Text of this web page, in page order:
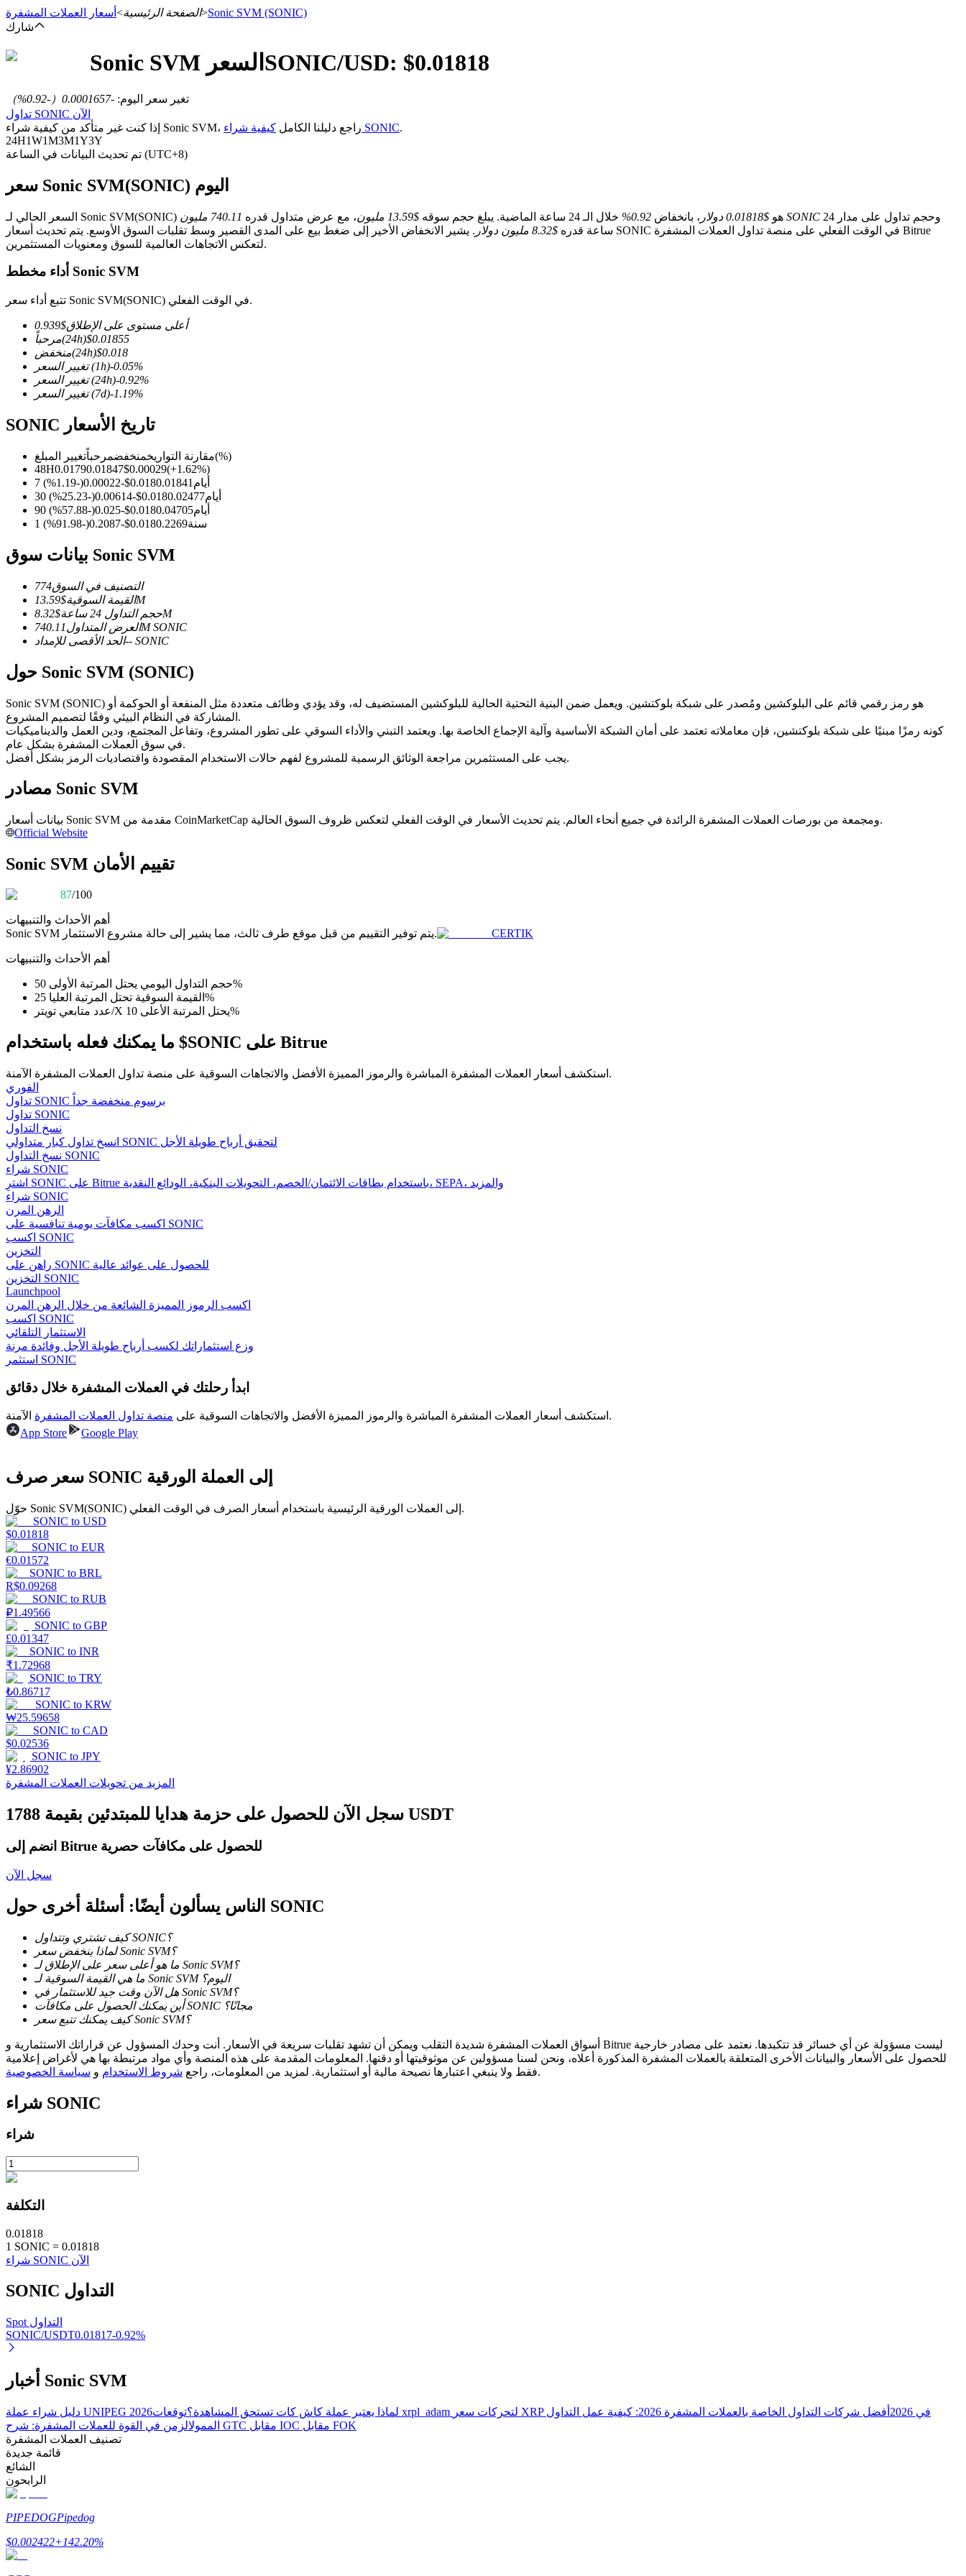
العقود الآجلة USDT
العقود الآجلة باستخدام USDT كضمان
العقود الآجلة لـ COIN-M
العقود الآجلة للعملات المشفرة
TradFi
مشتقات الأسهم والعملات الأجنبية والمعادن الثمينة والسلع
العقود الآجلة USDC
العقود الآجلة باستخدام USDC كضمان
نسخ التداول
انضم إلى أفضل المتداولين
كن متداول نسخ
استمتع بتقاسم الأرباح وعمولات نسخ التداول
معلومة
تحليل البيانات الضخمة بما في ذلك المعلومات التجارية، وما إلى ذلك.
مرشد
دليل المبتدئين للعقود الآجلة
استراتيجيات التداول
تعلم كيفية البقاء مربحة
يكسب
التوقيع المساحي
عوائد عالية والوصول الفوري
الرهان المرن لكسب العملات الرقمية الشهيرة
خدمة الاقتراض المدعومة بالعملات المشفرة
الصفحة الرئيسية> أسعار العملات المشفرة >Sonic SVM (SONIC)
شارك
Sonic SVM السعر SONIC/USD: $0.01818
تغير سعر اليوم:
-0.0001657
（
-0.92
%）
تداول SONIC الآن
إذا كنت غير متأكد من كيفية شراء Sonic SVM، راجع دليلنا الكامل كيفية شراء SONIC.
24H1W1M3M1Y3Y
تم تحديث البيانات في الساعة (UTC+8)
سعر Sonic SVM(SONIC) اليوم
السعر الحالي لـ Sonic SVM(SONIC) هو $0.01818 دولار ، بانخفاض 0.92% خلال الـ 24 ساعة الماضية. يبلغ حجم سوقه $13.59 مليون ، مع عرض متداول قدره 740.11 مليون SONIC
ساعة قدره $8.32 مليون دولار
. يشير الانخفاض الأخير إلى ضغط بيع على المدى القصير وسط تقلبات السوق الأوسع. يتم تحديث أسعار SONIC في الوقت الفعلي على منصة تداول العملات المشفرة Bitrue
لتعكس الاتجاهات العالمية للسوق ومعنويات المستثمرين.
أداء مخطط Sonic SVM
تتبع أداء سعر Sonic SVM(SONIC) في الوقت الفعلي.
أعلى مستوى على الإطلاق$
0.939
مرحباً
(24h)$0.01855
منخفض
(24h)$0.018
تغيير السعر
(1h)-0.05%
تغيير السعر
(24h)-0.92%
تغيير السعر
(7d)-1.19%
SONIC تاريخ الأسعار
مقارنة التواريخمنخفضمرحباًتغيير المبلغ
(%)
48H0.01790.01847$0.00029(+1.62%)
7 أيام
0.0180.01841
$
-0.00022
(
-1.19
%)
30 أيام
0.0180.02477
$
-0.00614
(
-25.23
%)
90 أيام
0.0180.04705
$
-0.025
(
-57.88
%)
1 سنة
0.0180.2269
$
-0.2087
(
-91.98
%)
بيانات سوق Sonic SVM
التصنيف في السوق774
القيمة السوقية$
13.59M
حجم التداول 24 ساعة
$
8.32M
العرض المتداول740.11M SONIC
الحد الأقصى للإمداد-- SONIC
حول Sonic SVM (SONIC)
Sonic SVM (SONIC) هو رمز رقمي قائم على البلوكشين ومُصدر على شبكة بلوكتشين. ويعمل ضمن البنية التحتية الحالية للبلوكشين المستضيف له، وقد يؤدي وظائف متعددة مثل المنفعة أو الحوكمة أو
المشاركة في النظام البيئي وفقًا لتصميم المشروع.
كونه رمزًا مبنيًا على شبكة بلوكتشين، فإن معاملاته تعتمد على أمان الشبكة الأساسية وآلية الإجماع الخاصة بها. ويعتمد التبني والأداء السوقي على تطور المشروع، وتفاعل المجتمع، ودين العمل والديناميكيات
في سوق العملات المشفرة بشكل عام.
يجب على المستثمرين مراجعة الوثائق الرسمية للمشروع لفهم حالات الاستخدام المقصودة واقتصاديات الرمز بشكل أفضل.
مصادر Sonic SVM
بيانات أسعار Sonic SVM مقدمة من CoinMarketCap ومجمعة من بورصات العملات المشفرة الرائدة في جميع أنحاء العالم. يتم تحديث الأسعار في الوقت الفعلي لتعكس ظروف السوق الحالية.
Official Website
Sonic SVM تقييم الأمان
87/100
أهم الأحداث والتنبيهات
Sonic SVM
يتم توفير التقييم من قبل موقع طرف ثالث، مما يشير إلى حالة مشروع الاستثمار. CERTIK
أهم الأحداث والتنبيهات
حجم التداول اليومي يحتل المرتبة الأولى 50%
القيمة السوقية تحتل المرتبة العليا 25%
عدد متابعي تويتر/X يحتل المرتبة الأعلى 10%
ما يمكنك فعله باستخدام $SONIC على Bitrue
استكشف أسعار العملات المشفرة المباشرة والرموز المميزة الأفضل والاتجاهات السوقية على منصة تداول العملات المشفرة الآمنة.
الفوري
تداول SONIC برسوم منخفضة جداً
تداول SONIC
نسخ التداول
انسخ تداول كبار متداولي SONIC لتحقيق أرباح طويلة الأجل
نسخ التداول SONIC
شراء SONIC
اشترِ SONIC على Bitrue باستخدام بطاقات الائتمان/الخصم، التحويلات البنكية، الودائع النقدية، SEPA، والمزيد
شراء SONIC
الرهن المرن
اكسب مكافآت يومية تنافسية على SONIC
اكسب SONIC
التخزين
راهن على SONIC للحصول على عوائد عالية
التخزين SONIC
Launchpool
اكسب الرموز المميزة الشائعة من خلال الرهن المرن
اكسب SONIC
الاستثمار التلقائي
وزع استثماراتك لكسب أرباح طويلة الأجل وفائدة مرنة
استثمر SONIC
ابدأ رحلتك في العملات المشفرة خلال دقائق
استكشف أسعار العملات المشفرة المباشرة والرموز المميزة الأفضل والاتجاهات السوقية على منصة تداول العملات المشفرة
الآمنة.
App Store
Google Play
سعر صرف SONIC إلى العملة الورقية
حوّل Sonic SVM(SONIC) إلى العملات الورقية الرئيسية باستخدام أسعار الصرف في الوقت الفعلي.
SONIC to USD
$0.01818
SONIC to EUR
€0.01572
SONIC to BRL
R$0.09268
SONIC to RUB
₽1.49566
SONIC to GBP
£0.01347
SONIC to INR
₹1.72968
SONIC to TRY
₺0.86717
SONIC to KRW
₩25.59658
SONIC to CAD
$0.02536
SONIC to JPY
¥2.86902
المزيد من تحويلات العملات المشفرة
سجل الآن للحصول على حزمة هدايا للمبتدئين بقيمة 1788 USDT
انضم إلى Bitrue للحصول على مكافآت حصرية
سجل الآن
الناس يسألون أيضًا: أسئلة أخرى حول SONIC
كيف تشتري وتتداول SONIC؟
لماذا ينخفض سعر Sonic SVM؟
ما هو أعلى سعر على الإطلاق لـ Sonic SVM؟
ما هي القيمة السوقية لـ Sonic SVM اليوم؟
هل الآن وقت جيد للاستثمار في Sonic SVM؟
أين يمكنك الحصول على مكافآت SONIC مجانًا؟
كيف يمكنك تتبع سعر Sonic SVM؟
أسواق العملات المشفرة شديدة التقلب ويمكن أن تشهد تقلبات سريعة في الأسعار. أنت وحدك المسؤول عن قراراتك الاستثمارية و Bitrue ليست مسؤولة عن أي خسائر قد تتكبدها. نعتمد على مصادر خارجية
للحصول على الأسعار والبيانات الأخرى المتعلقة بالعملات المشفرة المذكورة أعلاه، ونحن لسنا مسؤولين عن موثوقيتها أو دقتها. المعلومات المقدمة على هذه المنصة وأي مواد مرتبطة بها هي لأغراض إعلامية
فقط ولا ينبغي اعتبارها نصيحة مالية أو استثمارية. لمزيد من المعلومات، راجع شروط الاستخدام و سياسة الخصوصية .
شراء SONIC
شراء
التكلفة
0.01818
1 SONIC = 0.01818
شراء SONIC الآن
SONIC التداول
Spot التداول
SONIC/USDT0.01817-0.92%
أخبار Sonic SVM
دليل شراء عملة UNIPEG 2026 لماذا يعتبر عملة كاش كات تستحق المشاهدة؟ توقعات xrpl_adam لتحركات سعر XRP في 2026
أفضل شركات التداول الخاصة بالعملات المشفرة 2026: كيفية عمل التداول
الممول
الزمن في القوة للعملات المشفرة: شرح GTC مقابل IOC مقابل FOK
تصنيف العملات المشفرة
قائمة جديدة
الشائع
الرابحون
PIPEDOGPipedog
$0.002422+142.20%